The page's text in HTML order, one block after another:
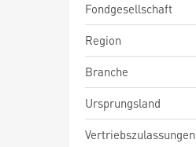
Fondgesellschaft
Region
Branche
Ursprungsland
Vertriebszulassungen